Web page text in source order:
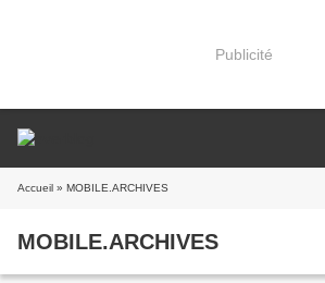
Publicité
Accueil » MOBILE.ARCHIVES
MOBILE.ARCHIVES